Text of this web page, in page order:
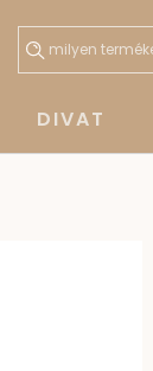
DIVAT